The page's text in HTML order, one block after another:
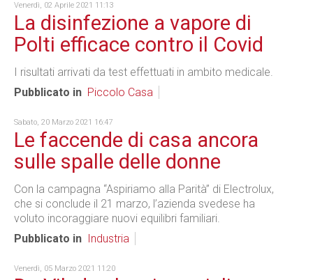
Venerdì, 02 Aprile 2021 11:13
La disinfezione a vapore di
Polti efficace contro il Covid
I risultati arrivati da test effettuati in ambito medicale.
Pubblicato in Piccolo Casa
Sabato, 20 Marzo 2021 16:47
Le faccende di casa ancora
sulle spalle delle donne
Con la campagna “Aspiriamo alla Parità” di Electrolux,
che si conclude il 21 marzo, l’azienda svedese ha
voluto incoraggiare nuovi equilibri familiari.
Pubblicato in
Industria
Venerdì, 05 Marzo 2021 11:20